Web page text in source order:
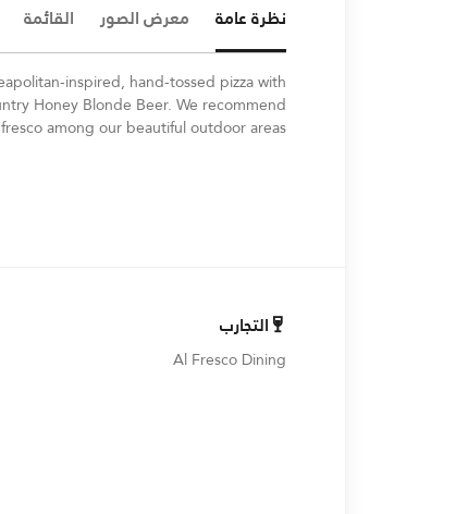
نظرة عامة معرض الصور القائمة
inspired, hand-tossed pizza with
Honey Blonde Beer. We recommend
among our beautiful outdoor areas.
التجارب
Al Fresco Dining